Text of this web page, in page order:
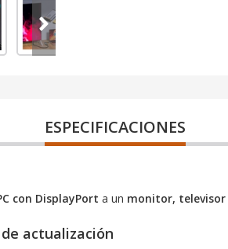
ESPECIFICACIONES
con DisplayPort a un monitor, televisor
actualización